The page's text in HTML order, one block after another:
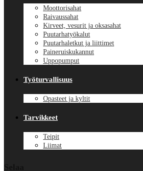
Moottorisahat
Raivaussahat
Kirveet, vesurit ja oksasahat
Puutarhatyökalut
Puutarhaletkut ja liittimet
Paineruiskukannut
Uppopumput
Työturvallisuus
Opasteet ja kyltit
Tarvikkeet
Teipit
Liimat